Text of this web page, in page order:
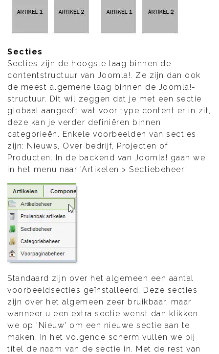
Secties
Secties zijn de hoogste laag binnen de
contentstructuur van Joomla!. Ze zijn dan ook
de meest algemene laag binnen de Joomla!-
structuur. Dit wil zeggen dat je met een sectie
globaal aangeeft wat voor type content er in zit,
deze kan je verder definiëren binnen
categorieën. Enkele voorbeelden van secties
zijn: Nieuws, Over bedrijf, Projecten of
Producten. In de backend van Joomla! gaan we
in het menu naar 'Artikelen > Sectiebeheer'.
Standaard zijn over het algemeen een aantal
voorbeeldsecties geïnstalleerd. Deze secties
zijn over het algemeen zeer bruikbaar, maar
wanneer u een extra sectie wenst dan klikken
we op 'Nieuw' om een nieuwe sectie aan te
maken. In het volgende scherm vullen we bij
titel de naam van de sectie in. Met de rest van